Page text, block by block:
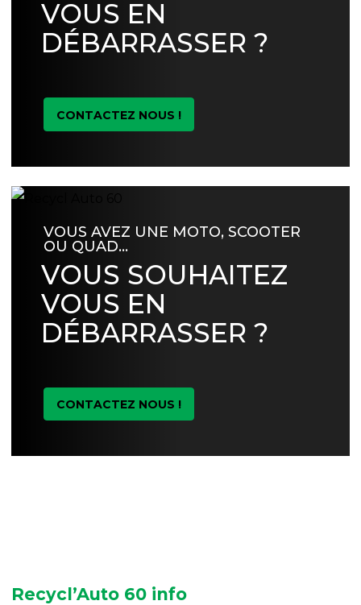
VOUS EN
DÉBARRASSER ?
CONTACTEZ NOUS !
VOUS AVEZ UNE MOTO, SCOOTER
OU QUAD…
VOUS SOUHAITEZ
VOUS EN
DÉBARRASSER ?
CONTACTEZ NOUS !
Recycl’Auto 60 info